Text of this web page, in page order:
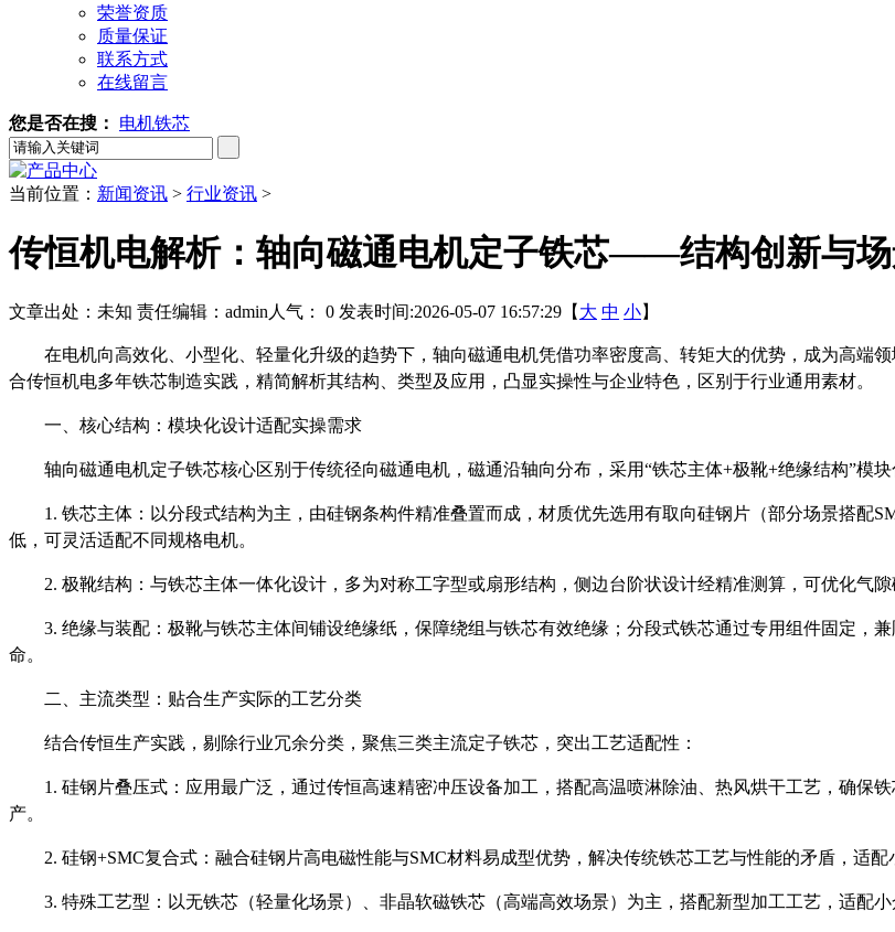
荣誉资质
质量保证
联系方式
在线留言
您是否在搜： 电机铁芯
当前位置： 新闻资讯 > 行业资讯 >
传恒机电解析：轴向磁通电机定子铁芯——结构创新与
文章出处：未知 责任编辑：admin 人气： 0 发表时间:2026-05-07 16:57:29【 大 中 小】
在电机向高效化、小型化、轻量化升级的趋势下，轴向磁通电机凭借功率密度高、转矩大的优势，成为高端
合传恒机电多年铁芯制造实践，精简解析其结构、类型及应用，凸显实操性与企业特色，区别于行业通用素材。
一、核心结构：模块化设计适配实操需求
轴向磁通电机定子铁芯核心区别于传统径向磁通电机，磁通沿轴向分布，采用“铁芯主体+极靴+绝缘结构”模
1. 铁芯主体：以分段式结构为主，由硅钢条构件精准叠置而成，材质优先选用有取向硅钢片（部分场景搭配
低，可灵活适配不同规格电机。
2. 极靴结构：与铁芯主体一体化设计，多为对称工字型或扇形结构，侧边台阶状设计经精准测算，可优化气
3. 绝缘与装配：极靴与铁芯主体间铺设绝缘纸，保障绕组与铁芯有效绝缘；分段式铁芯通过专用组件固定，
命。
二、主流类型：贴合生产实际的工艺分类
结合传恒生产实践，剔除行业冗余分类，聚焦三类主流定子铁芯，突出工艺适配性：
1. 硅钢片叠压式：应用最广泛，通过传恒高速精密冲压设备加工，搭配高温喷淋除油、热风烘干工艺，确保
产。
2. 硅钢+SMC复合式：融合硅钢片高电磁性能与SMC材料易成型优势，解决传统铁芯工艺与性能的矛盾，适配
3. 特殊工艺型：以无铁芯（轻量化场景）、非晶软磁铁芯（高端高效场景）为主，搭配新型加工工艺，适配